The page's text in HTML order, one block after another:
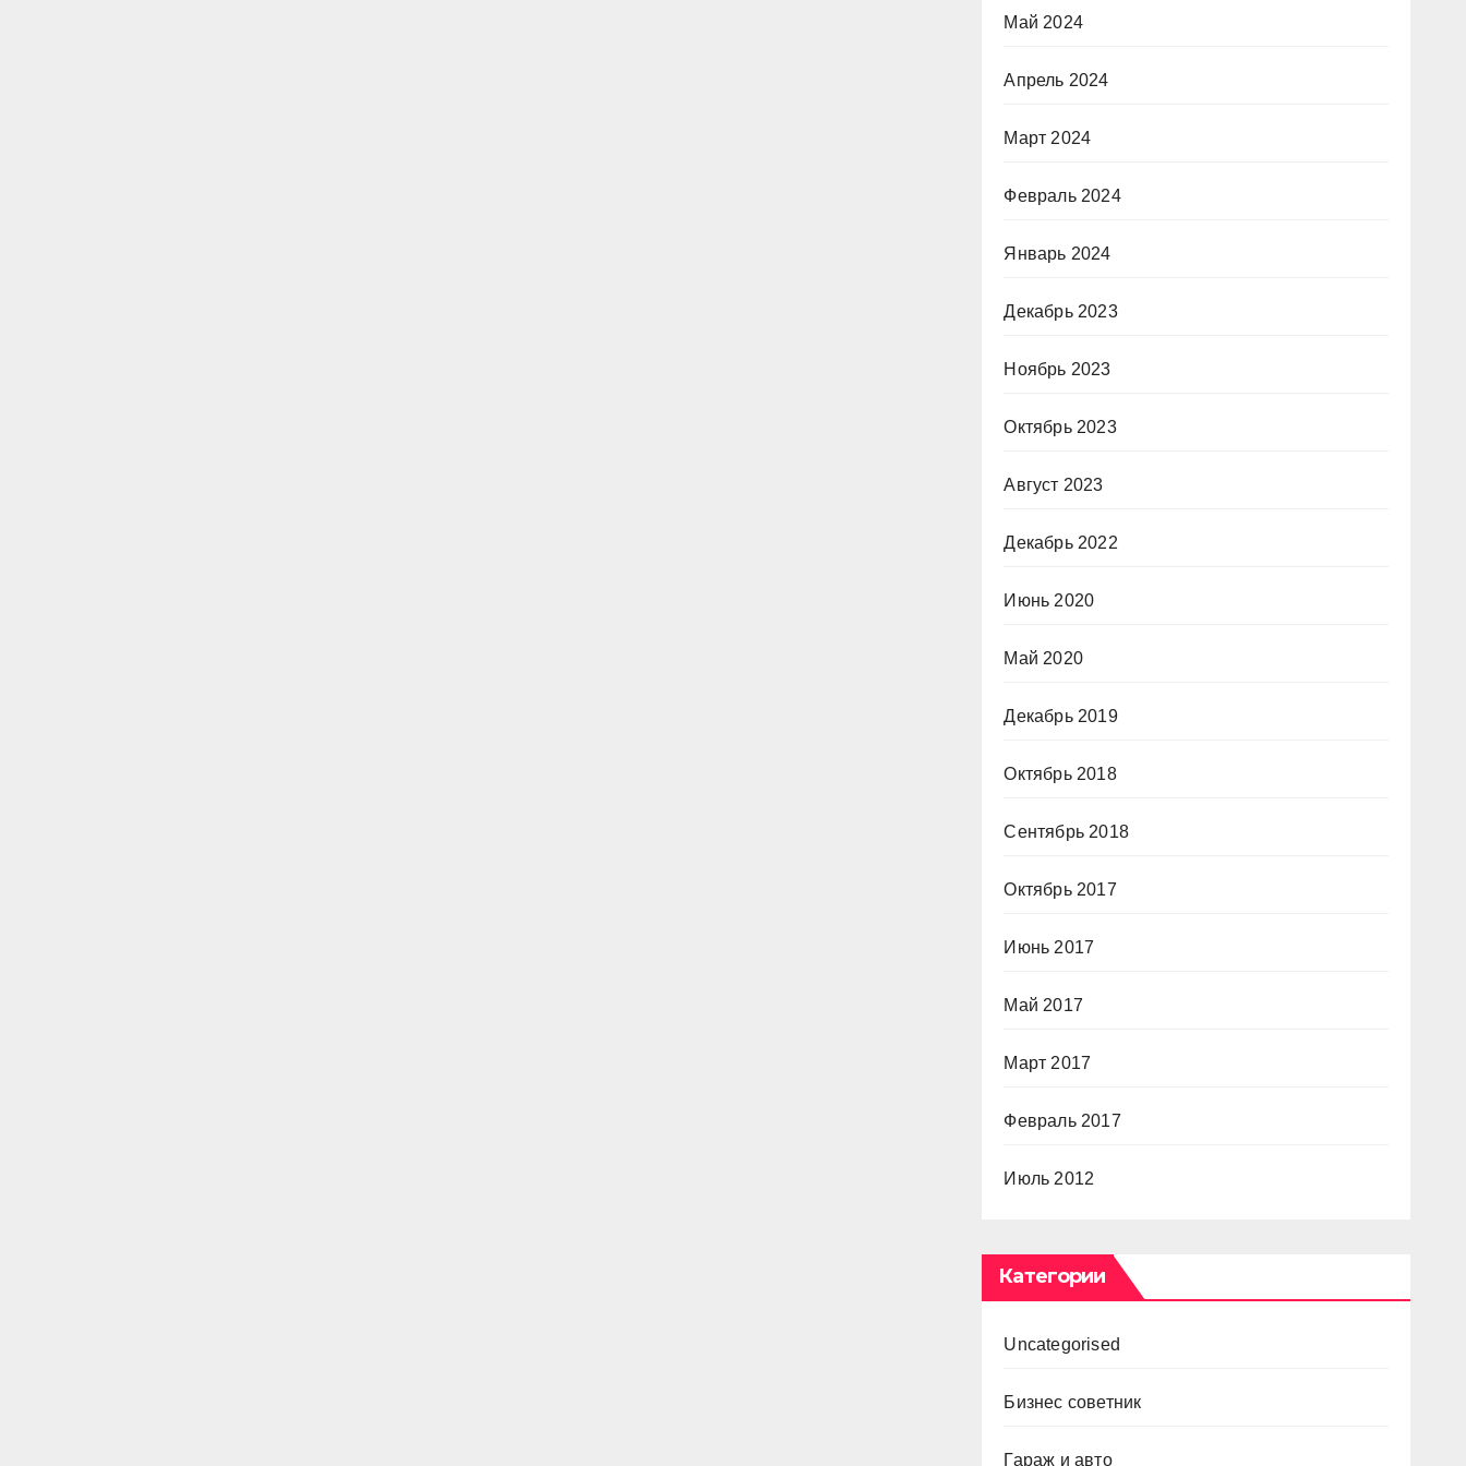
Май 2024
Апрель 2024
Март 2024
Февраль 2024
Январь 2024
Декабрь 2023
Ноябрь 2023
Октябрь 2023
Август 2023
Декабрь 2022
Июнь 2020
Май 2020
Декабрь 2019
Октябрь 2018
Сентябрь 2018
Октябрь 2017
Июнь 2017
Май 2017
Март 2017
Февраль 2017
Июль 2012
Категории
Uncategorised
Бизнес советник
Гараж и авто